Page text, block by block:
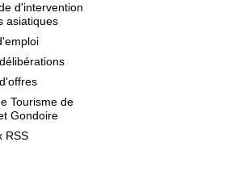
d'intervention
asiatiques
Tourisme de
Gondoire
RSS